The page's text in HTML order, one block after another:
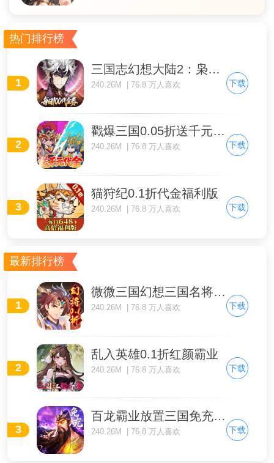
热门排行榜
1
三国志幻想大陆2：枭之歌1折免费版
240.26M | 76.8 万人喜欢 下载
2
戳爆三国0.05折送千元代金
240.26M | 76.8 万人喜欢 下载
3
猫狩纪0.1折代金福利版
240.26M | 76.8 万人喜欢 下载
最新排行榜
1
微微三国幻想三国名将0.1
240.26M | 76.8 万人喜欢 下载
2
乱入英雄0.1折红颜霸业
240.26M | 76.8 万人喜欢 下载
3
百龙霸业放置三国免充0.05
240.26M | 76.8 万人喜欢 下载